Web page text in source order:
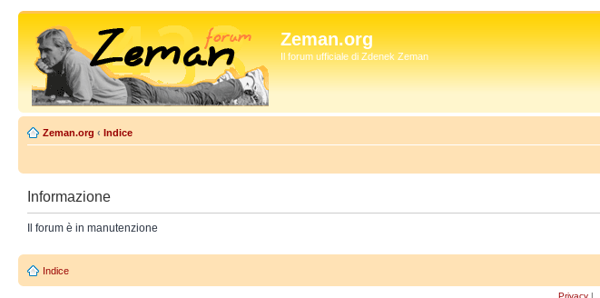
Zeman.org
Il forum ufficiale di Zdenek Zeman
Zeman.org ‹ Indice
Informazione
Il forum è in manutenzione
Indice
Privacy |